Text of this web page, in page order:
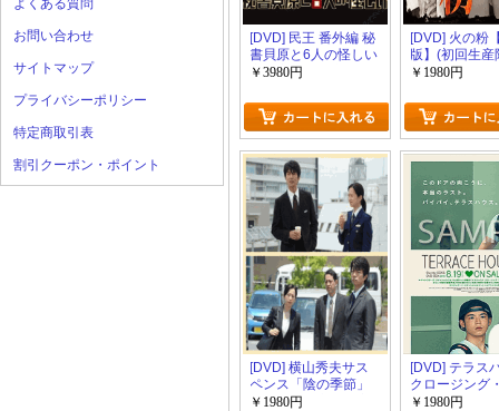
よくある質問
お問い合わせ
サイトマップ
プライバシーポリシー
特定商取引表
割引クーポン・ポイント
[DVD] 民王 番外編 秘
書貝原と6人の怪しい
客【完全版】(初回生
￥3980円
[DVD] 火の粉
版】(初回生産
￥1980円
[DVD] 横山秀夫サス
ペンス「陰の季節」
「刑事の勲章」【完
￥1980円
[DVD] テラス
クロージング
ディレクター
￥1980円